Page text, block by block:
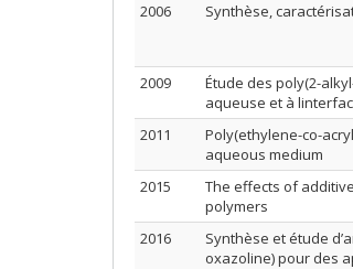
2006
Synthèse,
2009
Étude des poly(2-
aqueuse et à
2011
Poly(ethylene-co-
aqueous medium
2015
The effects of
polymers
2016
Synthèse et étude
oxazoline) pour des